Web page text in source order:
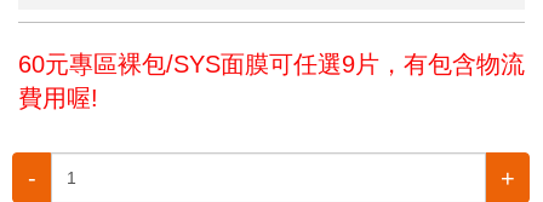
60元專區裸包/SYS面膜可任選9片，有包含物流
費用喔!
- +